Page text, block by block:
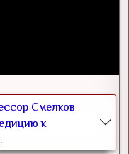
Смелков
к